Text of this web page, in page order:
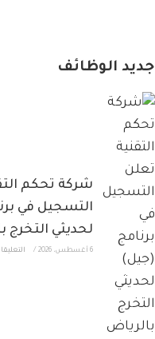
جديد الوظائف
شركة تحكم
التسجيل في
لحديثي التخرج
6 أغسطس، 2026 /